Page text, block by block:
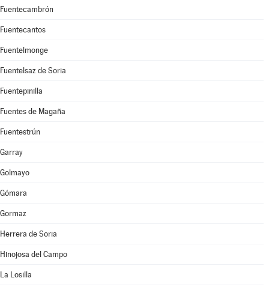
Fuentecambrón
Fuentecantos
Fuentelmonge
Fuentelsaz de Soria
Fuentepinilla
Fuentes de Magaña
Fuentestrún
Garray
Golmayo
Gómara
Gormaz
Herrera de Soria
Hinojosa del Campo
La Losilla